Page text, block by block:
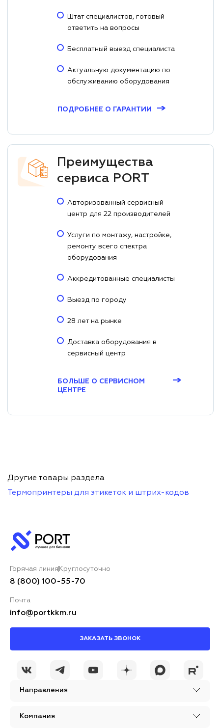
Штат специалистов, готовый
ответить на вопросы
Бесплатный выезд специалиста
Актуальную документацию по
обслуживанию оборудования
ПОДРОБНЕЕ О ГАРАНТИИ→
Преимущества
сервиса PORT
Авторизованный сервисный
центр для 22 производителей
Услуги по монтажу, настройке,
ремонту всего спектра
оборудования
Аккредитованные специалисты
Выезд по городу
28 лет на рынке
Доставка оборудования в
сервисный центр
БОЛЬШЕ О СЕРВИСНОМ
ЦЕНТРЕ
→
Другие товары раздела
Термопринтеры для этикеток и штрих-кодов
Направления
Компания
Горячая линия Круглосуточно
8 (800) 100-55-70
Почта
info@portkkm.ru
ЗАКАЗАТЬ ЗВОНОК